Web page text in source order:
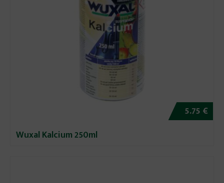
5.75 €
Wuxal Kalcium 250ml